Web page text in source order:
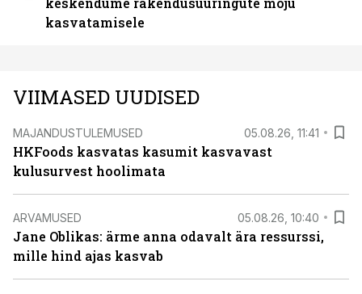
kasvatamisele
VIIMASED UUDISED
MAJANDUSTULEMUSED 05.08.26, 11:41
HKFoods kasvatas kasumit kasvavast
kulusurvest hoolimata
ARVAMUSED 05.08.26, 10:40
Jane Oblikas: ärme anna odavalt ära ressurssi,
mille hind ajas kasvab